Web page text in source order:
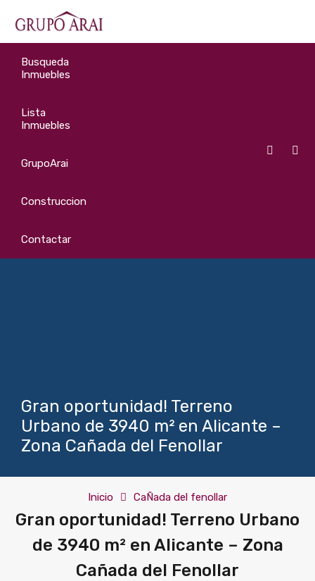
Busqueda
Inmuebles
Lista
Inmuebles
GrupoArai
Construccion
Contactar
Gran oportunidad! Terreno
Urbano de 3940 m² en Alicante –
Zona Cañada del Fenollar
Inicio CaÑada del fenollar
Gran oportunidad! Terreno Urbano
de 3940 m² en Alicante – Zona
Cañada del Fenollar